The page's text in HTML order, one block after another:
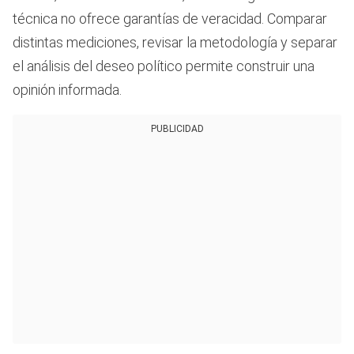
técnica no ofrece garantías de veracidad. Comparar
distintas mediciones, revisar la metodología y separar
el análisis del deseo político permite construir una
opinión informada.
PUBLICIDAD